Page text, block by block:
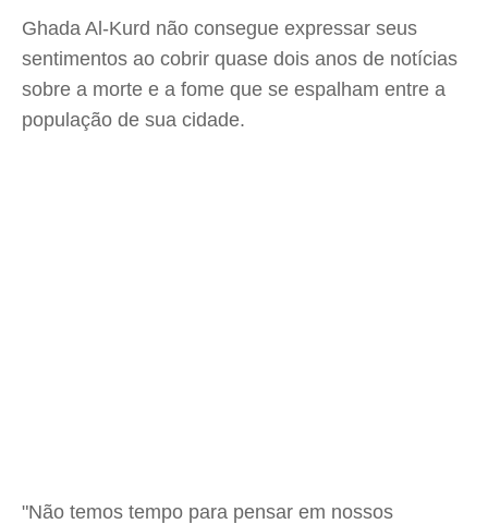
Ghada Al-Kurd não consegue expressar seus
sentimentos ao cobrir quase dois anos de notícias
sobre a morte e a fome que se espalham entre a
população de sua cidade.
"Não temos tempo para pensar em nossos